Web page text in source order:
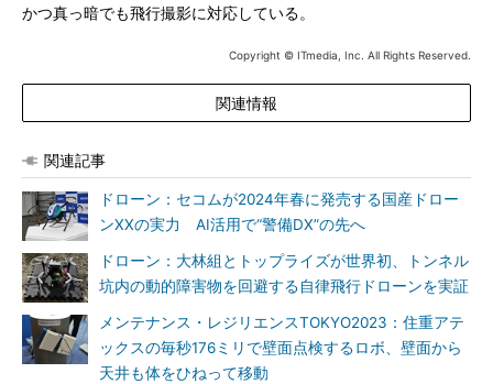
かつ真っ暗でも飛行撮影に対応している。
Copyright © ITmedia, Inc. All Rights Reserved.
関連情報
関連記事
ドローン：セコムが2024年春に発売する国産ドロー
ンXXの実力 AI活用で“警備DX”の先へ
ドローン：大林組とトップライズが世界初、トンネル
坑内の動的障害物を回避する自律飛行ドローンを実証
メンテナンス・レジリエンスTOKYO2023：住重アテ
ックスの毎秒176ミリで壁面点検するロボ、壁面から
天井も体をひねって移動